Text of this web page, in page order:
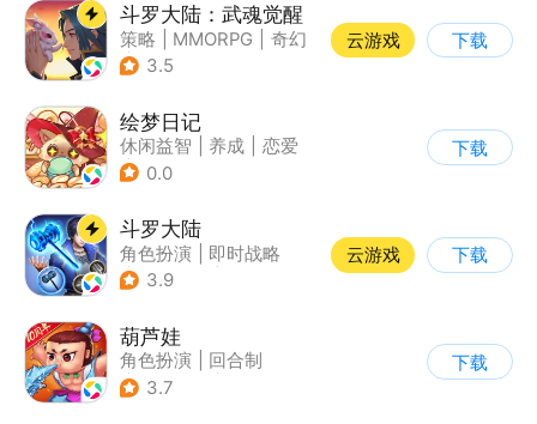
斗罗大陆：武魂觉醒
策略 MMORPG
奇幻
| 斗罗大陆
3.5
云游戏 下载
绘梦日记
休闲益智 养成
恋爱
| 乙女
0.0
下载
斗罗大陆
角色扮演
即时战略
| 小说改编
3.9
云游戏 下载
葫芦娃
角色扮演
回合制
| 动漫改编
3.7
下载